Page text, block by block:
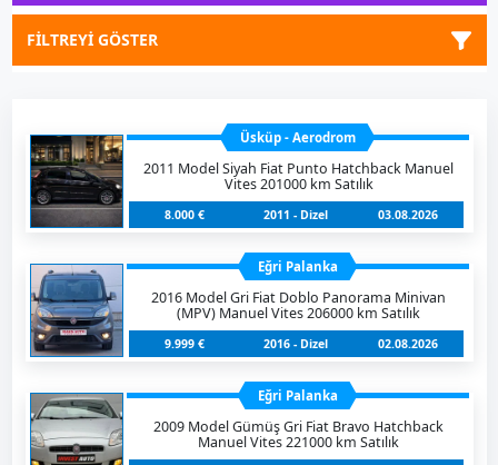
FİLTREYİ GÖSTER
Üsküp - Aerodrom
2011 Model Siyah Fiat Punto Hatchback Manuel
Vites 201000 km Satılık
8.000 € 2011 - Dizel 03.08.2026
Eğri Palanka
2016 Model Gri Fiat Doblo Panorama Minivan
(MPV) Manuel Vites 206000 km Satılık
9.999 € 2016 - Dizel 02.08.2026
Eğri Palanka
2009 Model Gümüş Gri Fiat Bravo Hatchback
Manuel Vites 221000 km Satılık